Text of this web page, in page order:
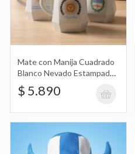
$
Gorro,
Blanco,
$
Mate con Manija Cuadrado
Blanco Nevado Estampado
con Diseño de Argentina
$ 5.890